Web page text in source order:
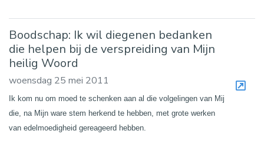
Boodschap: Ik wil diegenen bedanken
die helpen bij de verspreiding van Mijn
heilig Woord
woensdag 25 mei 2011
Ik kom nu om moed te schenken aan al die volgelingen van Mij
die, na Mijn ware stem herkend te hebben, met grote werken
van edelmoedigheid gereageerd hebben.